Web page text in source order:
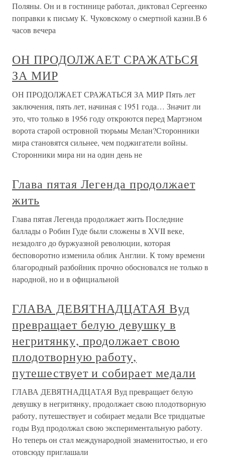
Поляны. Он и в гостинице работал, диктовал Сергеенко
поправки к письму К. Чуковскому о смертной казни.В 6
часов вечера
ОН ПРОДОЛЖАЕТ СРАЖАТЬСЯ
ЗА МИР
ОН ПРОДОЛЖАЕТ СРАЖАТЬСЯ ЗА МИР Пять лет
заключения, пять лет, начиная с 1951 года… Значит ли
это, что только в 1956 году откроются перед Мартэном
ворота старой островной тюрьмы Мелан?Сторонники
мира становятся сильнее, чем поджигатели войны.
Сторонники мира ни на один день не
Глава пятая Легенда продолжает
жить
Глава пятая Легенда продолжает жить Последние
баллады о Робин Гуде были сложены в XVII веке,
незадолго до буржуазной революции, которая
бесповоротно изменила облик Англии. К тому времени
благородный разбойник прочно обосновался не только в
народной, но и в официальной
ГЛАВА ДЕВЯТНАДЦАТАЯ Вуд
превращает белую девушку в
негритянку, продолжает свою
плодотворную работу,
путешествует и собирает медали
ГЛАВА ДЕВЯТНАДЦАТАЯ Вуд превращает белую
девушку в негритянку, продолжает свою плодотворную
работу, путешествует и собирает медали Все тридцатые
годы Вуд продолжал свою экспериментальную работу.
Но теперь он стал международной знаменитостью, и его
отовсюду приглашали